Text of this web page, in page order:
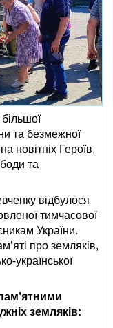
та безмежної
новітніх Героїв,
та
відбулося
тимчасової
України.
про земляків,
української
земляків: